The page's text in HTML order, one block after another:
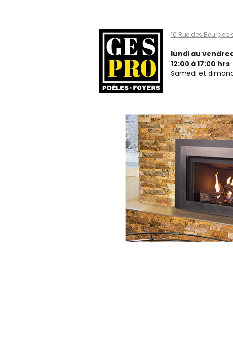
Gespro
poêles
et
Ville de
Québec
G2N
10 Rue des
lundi au
12:00 à 17:00 hrs
Samedi et